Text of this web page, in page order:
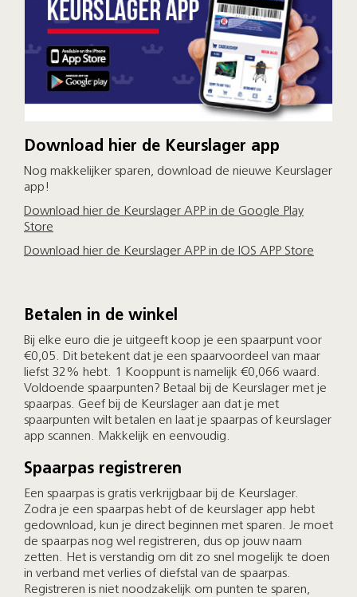
Download hier de Keurslager app
Nog makkelijker sparen, download de nieuwe Keurslager
app!
Download hier de Keurslager APP in de Google Play
Store
Download hier de Keurslager APP in de IOS APP Store
Betalen in de winkel
Bij elke euro die je uitgeeft koop je een spaarpunt voor
€0,05. Dit betekent dat je een spaarvoordeel van maar
liefst 32% hebt. 1 Kooppunt is namelijk €0,066 waard.
Voldoende spaarpunten? Betaal bij de Keurslager met je
spaarpas. Geef bij de Keurslager aan dat je met
spaarpunten wilt betalen en laat je spaarpas of keurslager
app scannen. Makkelijk en eenvoudig.
Spaarpas registreren
Een spaarpas is gratis verkrijgbaar bij de Keurslager.
Zodra je een spaarpas hebt of de keurslager app hebt
gedownload, kun je direct beginnen met sparen. Je moet
de spaarpas nog wel registreren, dus op jouw naam
zetten. Het is verstandig om dit zo snel mogelijk te doen
in verband met verlies of diefstal van de spaarpas.
Registreren is niet noodzakelijk om punten te sparen,